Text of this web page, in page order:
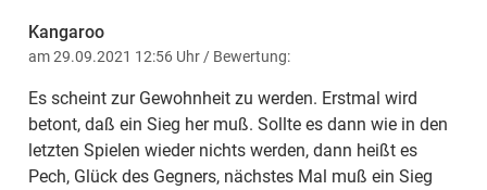
Kangaroo
am 29.09.2021 12:56 Uhr / Bewertung:
Es scheint zur Gewohnheit zu werden. Erstmal wird
betont, daß ein Sieg her muß. Sollte es dann wie in den
letzten Spielen wieder nichts werden, dann heißt es
Pech, Glück des Gegners, nächstes Mal muß ein Sieg